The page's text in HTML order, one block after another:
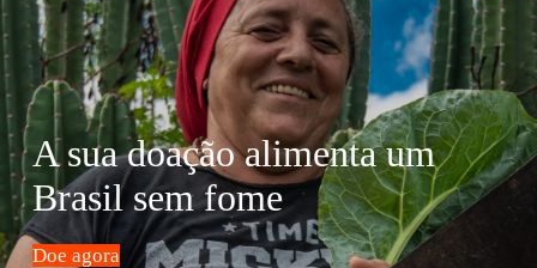
A sua doação alimenta um
Brasil sem fome
Doe agora